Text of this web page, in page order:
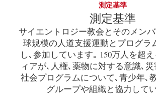
測定基準
測定基準
サイエントロジー教会とそのメン
球規模の人道支援運動とプログラ
し､参加しています｡ 150万人を超
ィアが､人権､薬物に対する意識､
社会プログラムについて､青少年､
グループや組織と協力して